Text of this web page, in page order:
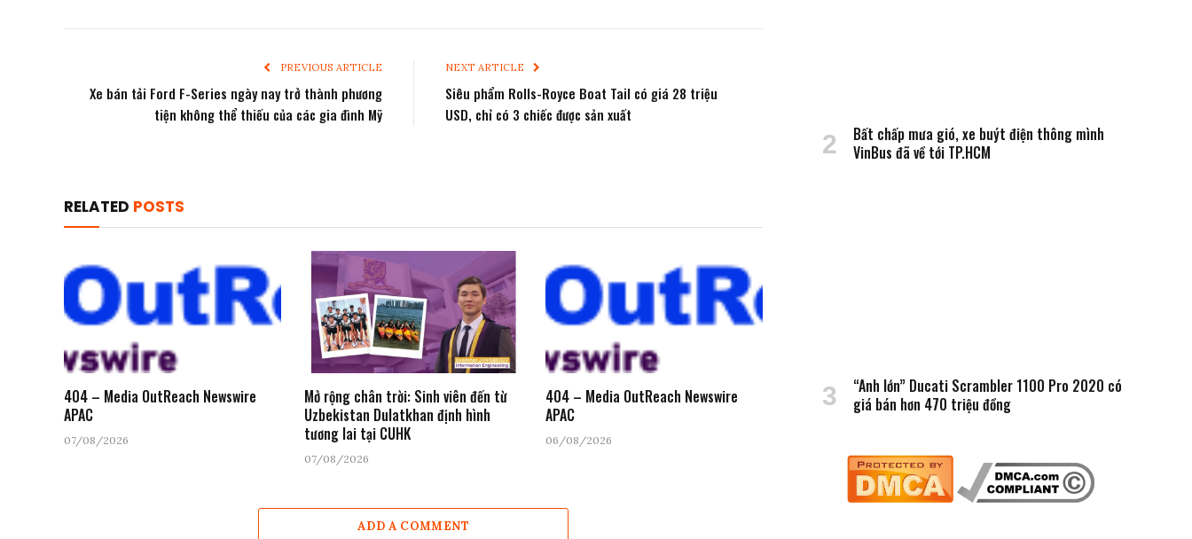
PREVIOUS ARTICLE
Xe bán tải Ford F-Series ngày nay trở thành phương
tiện không thể thiếu của các gia đình Mỹ
NEXT ARTICLE
Siêu phẩm Rolls-Royce Boat Tail có giá 28 triệu
USD, chỉ có 3 chiếc được sản xuất
RELATED POSTS
404 – Media OutReach Newswire
APAC
07/08/2026
Mở rộng chân trời: Sinh viên đến từ
Uzbekistan Dulatkhan định hình
tương lai tại CUHK
07/08/2026
404 – Media OutReach Newswire
APAC
06/08/2026
ADD A COMMENT
Bất chấp mưa gió, xe buýt điện thông mình
VinBus đã về tới TP.HCM
“Anh lớn” Ducati Scrambler 1100 Pro 2020 có
giá bán hơn 470 triệu đồng